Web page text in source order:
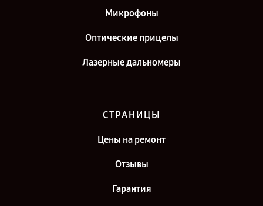
Микрофоны
Оптические прицелы
Лазерные дальномеры
СТРАНИЦЫ
Цены на ремонт
Отзывы
Гарантия